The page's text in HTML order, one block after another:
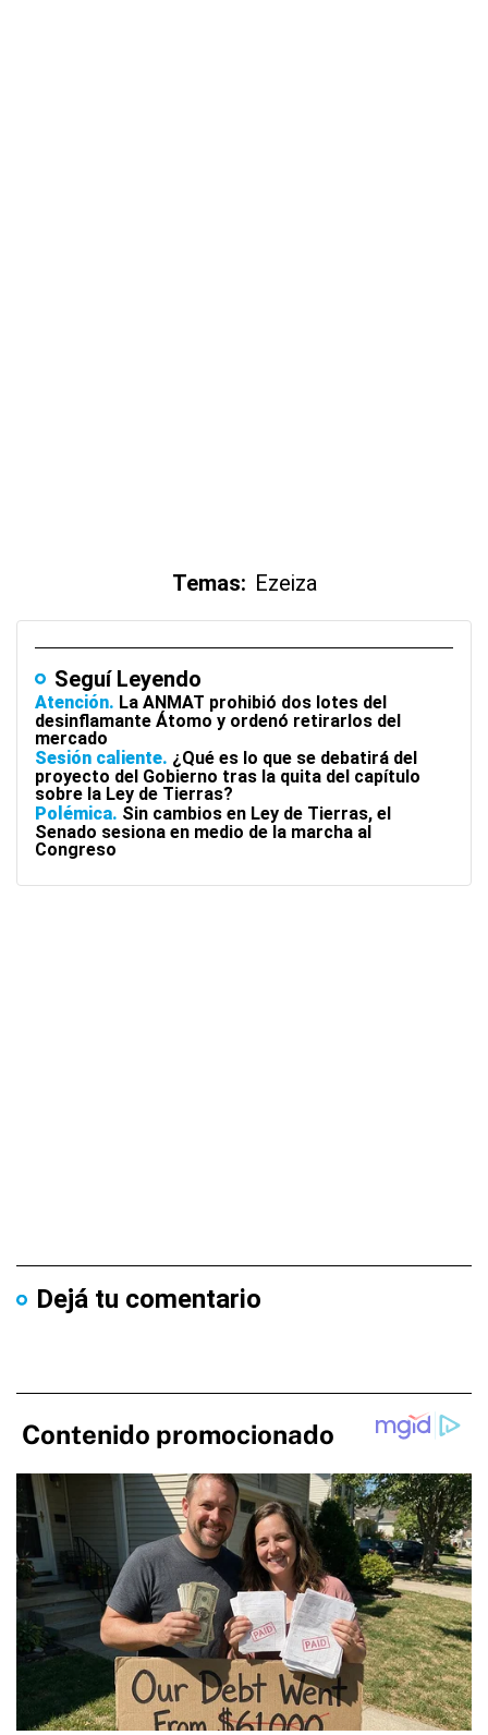
Temas: Ezeiza
Seguí Leyendo
Atención La ANMAT prohibió dos lotes del
desinflamante Átomo y ordenó retirarlos del
mercado
Sesión caliente ¿Qué es lo que se debatirá del
proyecto del Gobierno tras la quita del capítulo
sobre la Ley de Tierras?
Polémica Sin cambios en Ley de Tierras, el
Senado sesiona en medio de la marcha al
Congreso
Dejá tu comentario